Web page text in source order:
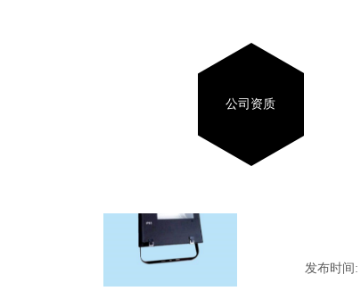
公司资质
发布时间: